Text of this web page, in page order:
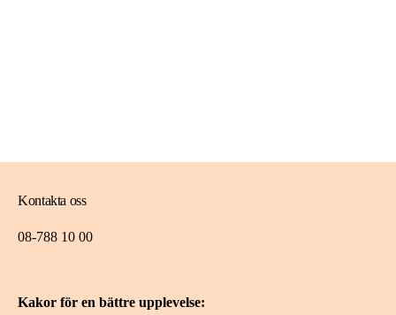
Kontakta oss
08-788 10 00
Kakor för en bättre upplevelse: